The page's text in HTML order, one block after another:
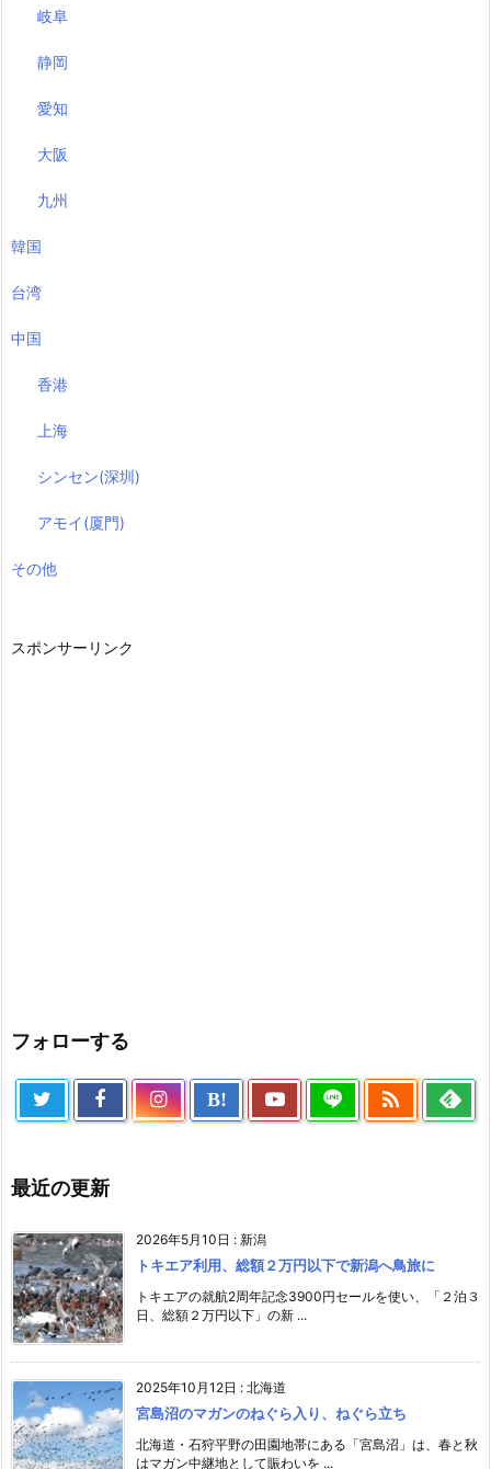
岐阜
静岡
愛知
大阪
九州
韓国
台湾
中国
香港
上海
シンセン(深圳)
アモイ(厦門)
その他
スポンサーリンク
フォローする
B! 
最近の更新
2026年5月10日 : 新潟
トキエア利用、総額２万円以下で新潟へ鳥旅に
トキエアの就航2周年記念3900円セールを使い、「２泊３
日、総額２万円以下」の新 ...
2025年10月12日 : 北海道
宮島沼のマガンのねぐら入り、ねぐら立ち
北海道・石狩平野の田園地帯にある「宮島沼」は、春と秋
はマガン中継地として賑わいを ...